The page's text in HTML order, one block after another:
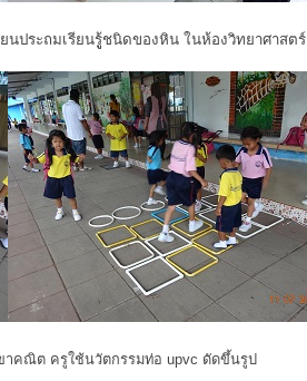
นประถมเรียนรูู้ชนิดของหิน ในห้องวิทยาศาสตร์
าคณิต ครูใช้นวัตกรรมท่อ upvc ดัดขึ้นรูป